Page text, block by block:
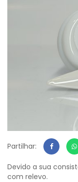
Partilhar:
Devido a sua
com relevo.